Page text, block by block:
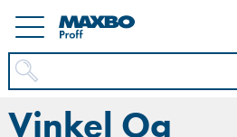
Vinkel Og